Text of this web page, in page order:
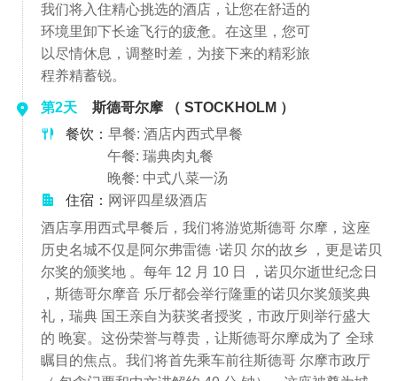
我们将入住精心挑选的酒店，让您在舒适的
环境里卸下长途飞行的疲惫。在这里，您可
以尽情休息，调整时差，为接下来的精彩旅
程养精蓄锐。
第2天
斯德哥尔摩 （ STOCKHOLM ）
餐饮： 早餐: 酒店内西式早餐
午餐: 瑞典肉丸餐
晚餐: 中式八菜一汤
住宿： 网评四星级酒店
酒店享用西式早餐后，我们将游览斯德哥 尔摩，这座
历史名城不仅是阿尔弗雷德 ·诺贝 尔的故乡 ，更是诺贝
尔奖的颁奖地 。每年 12 月 10 日 ，诺贝尔逝世纪念日
，斯德哥尔摩音 乐厅都会举行隆重的诺贝尔奖颁奖典
礼，瑞典 国王亲自为获奖者授奖，市政厅则举行盛大
的 晚宴。这份荣誉与尊贵，让斯德哥尔摩成为了 全球
瞩目的焦点。我们将首先乘车前往斯德哥 尔摩市政厅